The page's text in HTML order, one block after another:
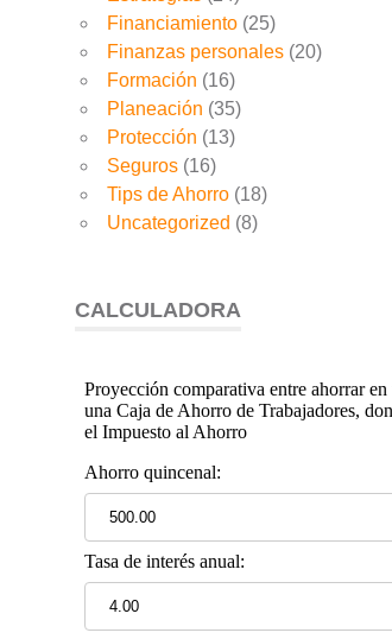
Financiamiento (25)
Finanzas personales (20)
Formación (16)
Planeación (35)
Protección (13)
Seguros (16)
Tips de Ahorro (18)
Uncategorized (8)
CALCULADORA